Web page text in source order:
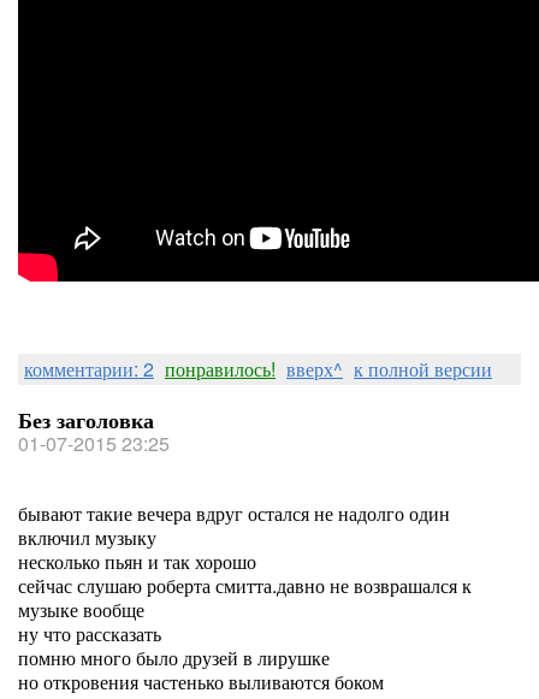
комментарии: 2 понравилось! вверх^ к полной версии
Без заголовка
01-07-2015 23:25
бывают такие вечера вдруг остался не надолго один
включил музыку
несколько пьян и так хорошо
сейчас слушаю роберта смитта.давно не возврашался к
музыке вообще
ну что рассказать
помню много было друзей в лирушке
но откровения частенько выливаются боком